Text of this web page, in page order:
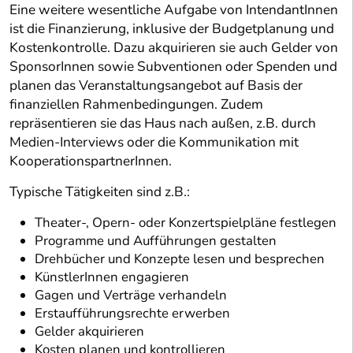
Eine weitere wesentliche Aufgabe von IntendantInnen
ist die Finanzierung, inklusive der Budgetplanung und
Kostenkontrolle. Dazu akquirieren sie auch Gelder von
SponsorInnen sowie Subventionen oder Spenden und
planen das Veranstaltungsangebot auf Basis der
finanziellen Rahmenbedingungen. Zudem
repräsentieren sie das Haus nach außen, z.B. durch
Medien-Interviews oder die Kommunikation mit
KooperationspartnerInnen.
Typische Tätigkeiten sind z.B.:
Theater-, Opern- oder Konzertspielpläne festlegen
Programme und Aufführungen gestalten
Drehbücher und Konzepte lesen und besprechen
KünstlerInnen engagieren
Gagen und Verträge verhandeln
Erstaufführungsrechte erwerben
Gelder akquirieren